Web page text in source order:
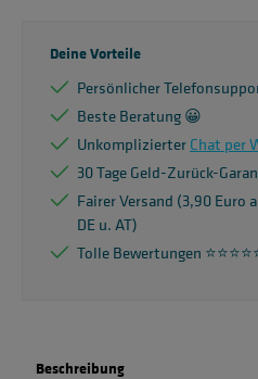
Deine Vorteile
Persönlicher
Beste Beratung 😀
UnkomplizierterChat per
30 Tage Geld-Zurück-
Fairer Versand (3,90 Euro
DE u. AT)
Tolle Bewertungen
Beschreibung